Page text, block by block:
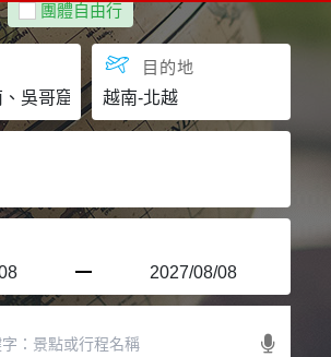
團體自由行
目的地